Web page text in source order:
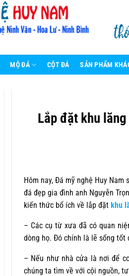
MỘ ĐÁ CỘT ĐÁ SẢN PHẨM
Lắp đặt khu
Hôm nay, Đá mỹ nghệ Huy
đá đẹp gia đình anh Nguyễn
kiến thức bổ ích về lắp đặt khu
– Các cụ từ xưa đã có quan
dòng họ. Đó chính là lẽ sống tốt
– Nếu như nhà cửa là nơi để
chúng ta tìm về với cội nguồn,